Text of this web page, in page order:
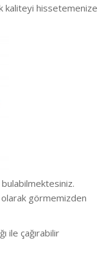
kaliteyi hissetemenize
görmemizden
ile çağırabilir